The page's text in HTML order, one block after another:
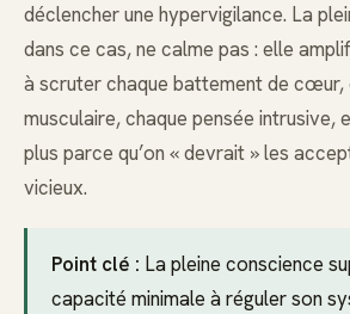
déclencher une hypervigilance. La
dans ce cas, ne calme pas : elle
à scruter chaque battement de cœur,
musculaire, chaque pensée intrusive,
plus parce qu’on « devrait » les
vicieux.
Point clé : La pleine conscience
capacité minimale à réguler son